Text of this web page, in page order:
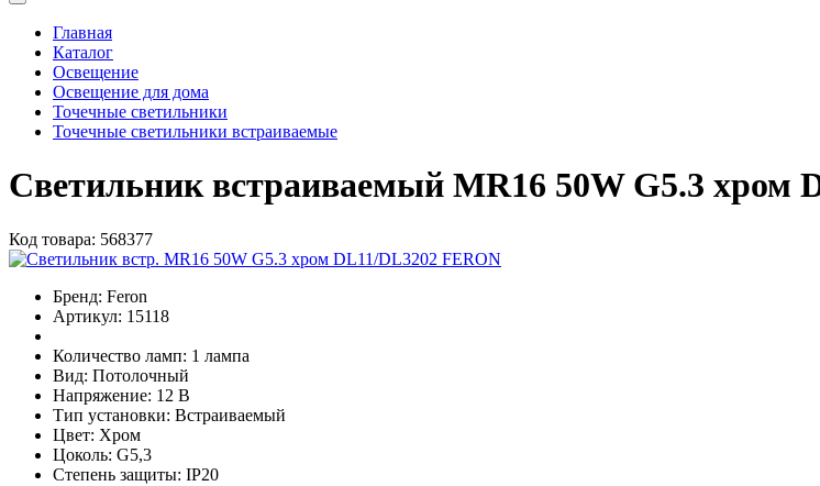
Главная
Каталог
Освещение
Освещение для дома
Точечные светильники
Точечные светильники встраиваемые
Светильник встраиваемый MR16 50W G5.3 хром
Код товара: 568377
Бренд: Feron
Артикул: 15118
Количество ламп: 1 лампа
Вид: Потолочный
Напряжение: 12 В
Тип установки: Встраиваемый
Цвет: Хром
Цоколь: G5,3
Степень защиты: IP20